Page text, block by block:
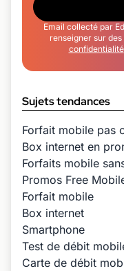
Email collecté par
renseigner sur
confidentialité
Sujets tendances
Forfait mobile pas
Box internet en
Forfaits mobile
Promos Free
Forfait mobile
Box internet
Smartphone
Test de débit
Carte de débit